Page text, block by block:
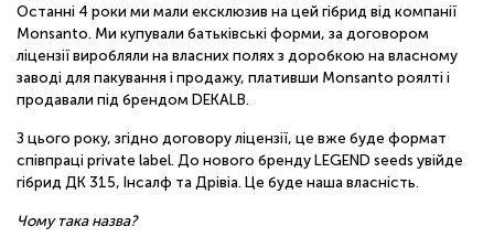
Останні 4 роки ми мали ексклюзив на цей гібрид від компанії
Monsanto. Ми купували батьківські форми, за договором
ліцензії виробляли на власних полях з доробкою на власному
заводі для пакування і продажу, плативши Monsanto роялті і
продавали під брендом DEKALB.
З цього року, згідно договору ліцензії, це вже буде формат
співпраці private label. До нового бренду LEGEND seeds увійде
гібрид ДК 315, Інсалф та Дрівіа. Це буде наша власність.
Чому така назва?